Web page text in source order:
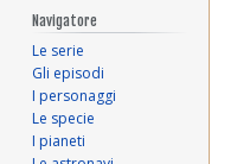
Navigatore
Le serie
Gli episodi
I personaggi
Le specie
I pianeti